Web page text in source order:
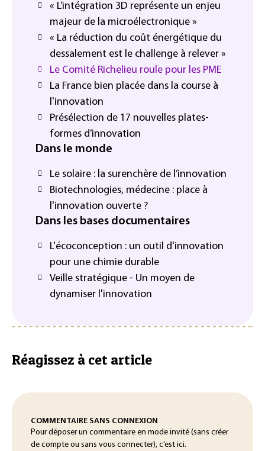
« L’intégration 3D représente un enjeu
majeur de la microélectronique »
« La réduction du coût énergétique du
dessalement est le challenge à relever »
Le Comité Richelieu roule pour les PME
La France bien placée dans la course à
l'innovation
Présélection de 17 nouvelles plates-
formes d’innovation
Dans le monde
Le solaire : la surenchère de l’innovation
Biotechnologies, médecine : place à
l'innovation ouverte ?
Dans les bases documentaires
L'écoconception : un outil d'innovation
pour une chimie durable
Veille stratégique - Un moyen de
dynamiser l'innovation
Réagissez à cet article
COMMENTAIRE SANS CONNEXION
Pour déposer un commentaire en mode invité (sans créer
de compte ou sans vous connecter), c’est ici.